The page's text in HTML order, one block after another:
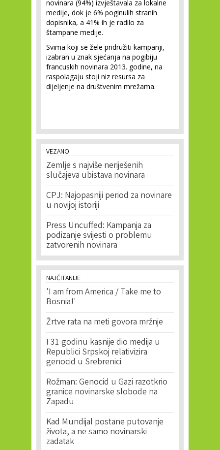
novinara (94%) izvještavala za lokalne
medije, dok je 6% poginulih stranih
dopisnika, a 41% ih je radilo za
štampane medije.
Svima koji se žele pridružiti kampanji,
izabran u znak sjećanja na pogibiju
francuskih novinara 2013. godine, na
raspolagaju stoji niz resursa za
dijeljenje na društvenim mrežama.
VEZANO
Zemlje s najviše neriješenih
slučajeva ubistava novinara
CPJ: Najopasniji period za novinare
u novijoj istoriji
Press Uncuffed: Kampanja za
podizanje svijesti o problemu
zatvorenih novinara
NAJČITANIJE
'I am from America / Take me to
Bosnia!'
Žrtve rata na meti govora mržnje
I 31 godinu kasnije dio medija u
Republici Srpskoj relativizira
genocid u Srebrenici
Rožman: Genocid u Gazi razotkrio
granice novinarske slobode na
Zapadu
Kad Mundijal postane putovanje
života, a ne samo novinarski
zadatak